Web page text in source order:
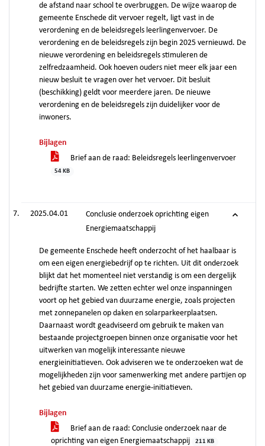
de afstand naar school te overbruggen. De wijze waarop de
gemeente Enschede dit vervoer regelt, ligt vast in de
verordening en de beleidsregels leerlingenvervoer. De
verordening en de beleidsregels zijn begin 2025 vernieuwd. De
nieuwe verordening en beleidsregels stimuleren de
zelfredzaamheid. Ook hoeven ouders niet meer elk jaar een
nieuw besluit te vragen over het vervoer. Dit besluit
(beschikking) geldt voor meerdere jaren. De nieuwe
verordening en de beleidsregels zijn duidelijker voor de
inwoners.
Bijlagen
Brief aan de raad: Beleidsregels leerlingenvervoer
54 KB
2025.04.01
Conclusie onderzoek oprichting eigen
Energiemaatschappij
De gemeente Enschede heeft onderzocht of het haalbaar is
om een eigen energiebedrijf op te richten. Uit dit onderzoek
blijkt dat het momenteel niet verstandig is om een dergelijk
bedrijfte starten. We zetten echter wel onze inspanningen
voort op het gebied van duurzame energie, zoals projecten
met zonnepanelen op daken en solarparkeerplaatsen.
Daarnaast wordt geadviseerd om gebruik te maken van
bestaande projectgroepen binnen onze organisatie voor het
uitwerken van mogelijk interessante nieuwe
energieinitiatieven. Ook adviseren we te onderzoeken wat de
mogelijkheden zijn voor samenwerking met andere partijen op
het gebied van duurzame energie-initiatieven.
Bijlagen
Brief aan de raad: Conclusie onderzoek naar de
oprichting van eigen Energiemaatschappij
211 KB